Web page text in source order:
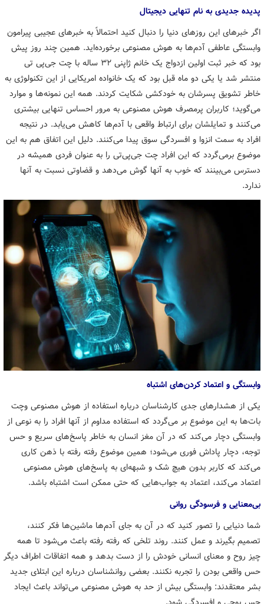
پدیده جدیدی به نام تنهایی دیجیتال
اگر خبرهای این روزهای دنیا را دنبال کنید احتمالاً به خبرهای عجیبی پیرامون
وابستگی عاطفی آدم‌ها به هوش مصنوعی برخورده‌اید. همین چند روز پیش
بود که خبر ثبت اولین ازدواج یک خانم ژاپنی ۳۲ ساله با چت جی‌پی تی
منتشر شد یا یکی دو ماه قبل بود که یک خانواده امریکایی از این تکنولوژی به
خاطر تشویق پسرشان به خودکشی شکایت کردند. همه این نمونه‌ها و موارد
می‌گوید؛ کاربران پرمصرف هوش مصنوعی به مرور احساس تنهایی بیشتری
می‌کنند و تمایلشان برای ارتباط واقعی با آدم‌ها کاهش می‌یابد. در نتیجه
افراد به سمت انزوا و افسردگی سوق پیدا می‌کنند. دلیل این اتفاق هم به این
موضوع برمی‌گردد که این افراد چت جی‌پی‌تی را به عنوان فردی همیشه در
دسترس می‌بینند که خوب به آنها گوش می‌دهد و قضاوتی نسبت به آنها
ندارد.
وابستگی و اعتماد کردن‌های اشتباه
یکی از هشدارهای جدی کارشناسان درباره استفاده از هوش مصنوعی وچت
بات‌ها به این موضوع بر می‌گردد که استفاده مداوم از آنها افراد را به نوعی از
وابستگی دچار می‌کند که در آن مغز انسان به خاطر پاسخ‌های سریع و حس
توجه، دچار پاداش فوری می‌شود؛ همین موضوع رفته رفته با ذهن کاری
می‌کند که کاربر بدون هیچ شک و شبهه‌ای به پاسخ‌های هوش مصنوعی
اعتماد می‌کند، اعتماد به جواب‌هایی که حتی ممکن است اشتباه باشد.
بی‌معنایی و فرسودگی روانی
شما دنیایی را تصور کنید که در آن به جای آدم‌ها ماشین‌ها فکر کنند،
تصمیم بگیرند و عمل کنند. روند تلخی که رفته رفته باعث می‌شود تا همه
چیز روح و معنای انسانی خودش را از دست بدهد و همه اتفاقات اطراف دیگر
حس واقعی بودن را تجربه نکنند. بعضی روانشناسان درباره این ابتلای جدید
بشر معتقدند: وابستگی بیش از حد به هوش مصنوعی می‌تواند باعث ایجاد